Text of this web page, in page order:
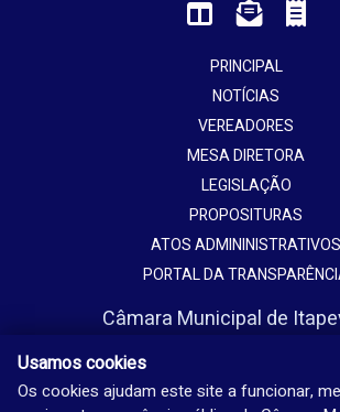
PRINCIPAL
NOTÍCIAS
VEREADORES
MESA DIRETORA
LEGISLAÇÃO
PROPOSITURAS
ATOS ADMININISTRATIVOS
PORTAL DA
Câmara Municipal de
Jardim Europa - Itapeva - SP
Usamos cookies
Os cookies ajudam este site a funcionar,